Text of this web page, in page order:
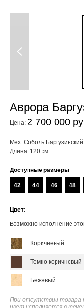
Previous
Аврора
Цена: 2 700 000
Мех: Соболь Баргузинский
Длина: 120 см
Доступные размеры:
42 44 46 48
Цвет:
Возможно исполнение
Коричневый
Темно коричневый
Бежевый
При отсутствии товара
цвет исполняется в